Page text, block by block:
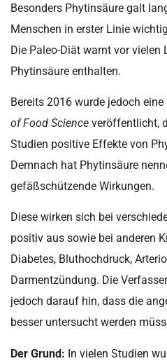
Besonders Phytinsäure galt
Menschen in erster Linie
Die Paleo-Diät warnt vor vielen
Phytinsäure enthalten.
Bereits 2016 wurde jedoch
of Food Science veröffentlicht,
Studien positive Effekte von
Demnach hat Phytinsäure
gefäßschützende Wirkungen.
Diese wirken sich bei
positiv aus sowie bei anderen
Diabetes, Bluthochdruck,
Darmentzündung. Die
jedoch darauf hin, dass die
besser untersucht werden
Der Grund: In vielen Studien